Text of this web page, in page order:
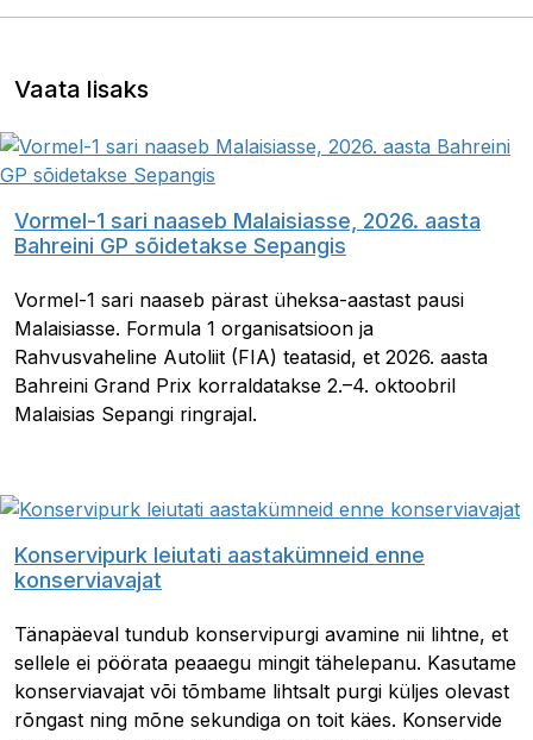
Vaata lisaks
Vormel-1 sari naaseb Malaisiasse, 2026. aasta
Bahreini GP sõidetakse Sepangis
Vormel-1 sari naaseb pärast üheksa-aastast pausi
Malaisiasse. Formula 1 organisatsioon ja
Rahvusvaheline Autoliit (FIA) teatasid, et 2026. aasta
Bahreini Grand Prix korraldatakse 2.–4. oktoobril
Malaisias Sepangi ringrajal.
Konservipurk leiutati aastakümneid enne
konserviavajat
Tänapäeval tundub konservipurgi avamine nii lihtne, et
sellele ei pöörata peaaegu mingit tähelepanu. Kasutame
konserviavajat või tõmbame lihtsalt purgi küljes olevast
rõngast ning mõne sekundiga on toit käes. Konservide